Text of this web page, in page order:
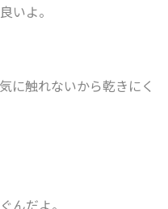
いよ。
に触れないから乾きにく
んだよ。